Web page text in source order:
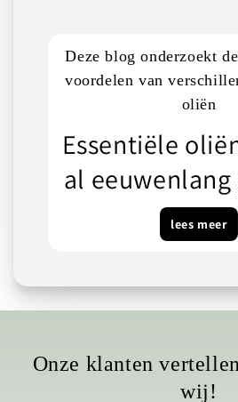
Deze blog onderzoekt
voordelen van
oliën
Essentiële
al
lees meer
Onze klanten
wij!